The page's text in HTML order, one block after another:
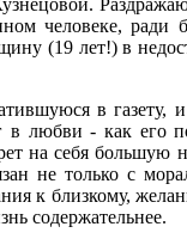
человеке,
(19 лет!) в
в
в любви - как
на себя большую
не только с
к близкому,
содержательнее.